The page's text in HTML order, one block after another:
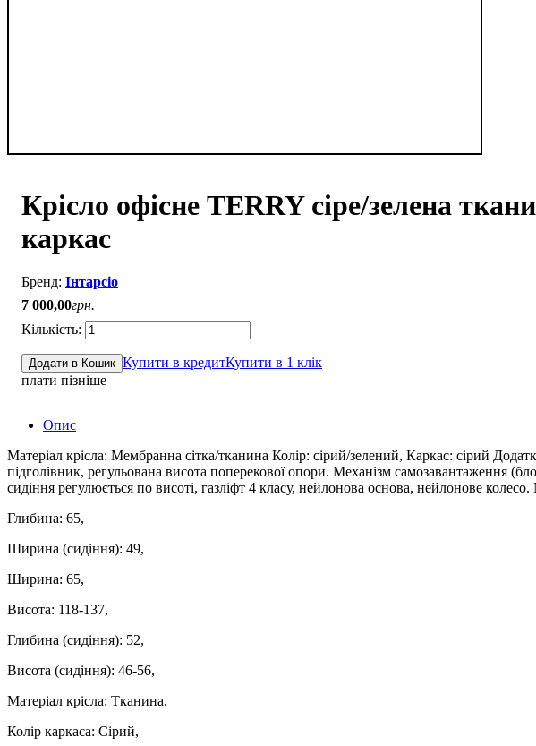
Крісло офісне TERRY сіре/зелена
каркас
Інтарсіо
7 000,00грн.
Додати в Кошик Купити в кредитКупити в 1 клік
плати пізніше
Опис
Матеріал крісла: Мембранна сітка/тканина Колір: сірий/зелений, Каркас: сірий
підголівник, регульована висота поперекової опори. Механізм самозавантаження
сидіння регулюється по висоті, газліфт 4 класу, нейлонова основа, нейлонове
Глибина: 65,
Ширина (сидіння): 49,
Ширина: 65,
Висота: 118-137,
Глибина (сидіння): 52,
Висота (сидіння): 46-56,
Матеріал крісла: Тканина,
Колір каркаса: Сірий,